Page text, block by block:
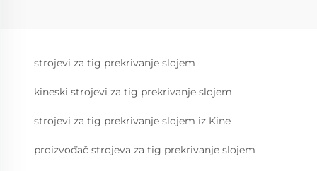
strojevi za tig prekrivanje slojem
kineski strojevi za tig prekrivanje slojem
strojevi za tig prekrivanje slojem iz Kine
proizvođač strojeva za tig prekrivanje slojem